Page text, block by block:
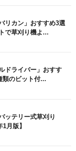
リカン」おすすめ3選
で草刈り機よ...
ドライバー」おすす
のビット付...
ッテリー式草刈り
月版】